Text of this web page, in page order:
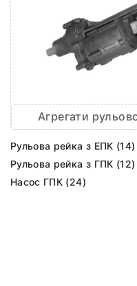
Агрегати
Рульова рейка з ЕПК (14)
Рульова рейка з ГПК (12)
Насос ГПК (24)